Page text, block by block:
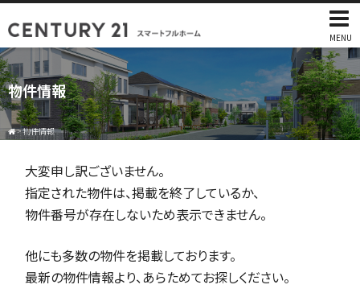
MENU
物件情報
>物件情報
大変申し訳ございません。
指定された物件は、掲載を終了しているか、
物件番号が存在しないため表示できません。
他にも多数の物件を掲載しております。
最新の物件情報より、あらためてお探しください。